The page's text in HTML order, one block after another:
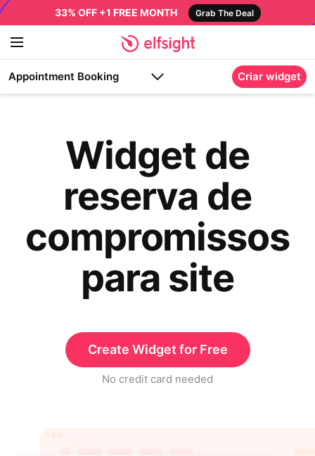
33% OFF +1 FREE MONTH Grab The Deal
Appointment Booking Criar widget
Widget de
reserva de
compromissos
para site
Create Widget for Free
No credit card needed